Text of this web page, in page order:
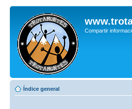
Compartir
Índice general